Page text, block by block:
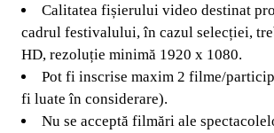
Calitatea fișierului video destinat
cadrul festivalului, în cazul selecției,
HD, rezoluție minimă 1920 x 1080.
Pot fi inscrise maxim 2 filme/
fi luate în considerare).
Nu se acceptă filmări ale